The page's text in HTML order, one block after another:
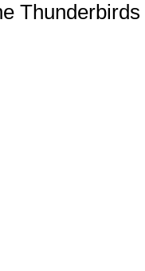
Thunderbirds